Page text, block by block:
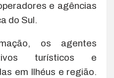
e agências
do Sul.
os agentes
turísticos e
em Ilhéus e região.